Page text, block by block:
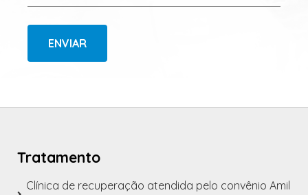
ENVIAR
Tratamento
Clínica de recuperação atendida pelo convênio Amil